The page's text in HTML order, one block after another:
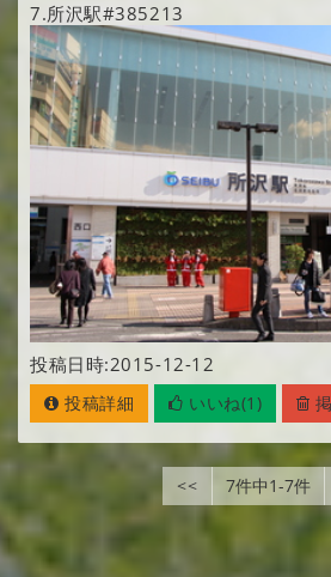
7.所沢駅#385213
投稿日時:2015-12-12
投稿詳細 いいね(1)
<< 7件中1-7件